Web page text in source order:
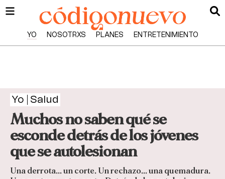
YO NOSOTRXS PLANES ENTRETENIMIENTO
Yo Salud
Muchos no saben qué se
esconde detrás de los jóvenes
que se autolesionan
Una derrota... un corte. Un rechazo... una quemadura.